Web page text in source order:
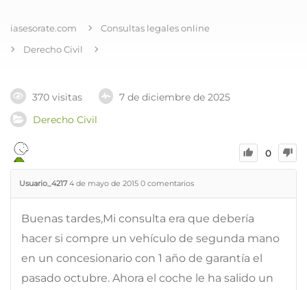
iasesorate.com
Consultas legales online
Derecho Civil
370 visitas
7 de diciembre de 2025
Derecho Civil
0
Usuario_4217 4 de mayo de 2015 0 comentarios
Buenas tardes,Mi consulta era que debería
hacer si compre un vehículo de segunda mano
en un concesionario con 1 año de garantía el
pasado octubre. Ahora el coche le ha salido un